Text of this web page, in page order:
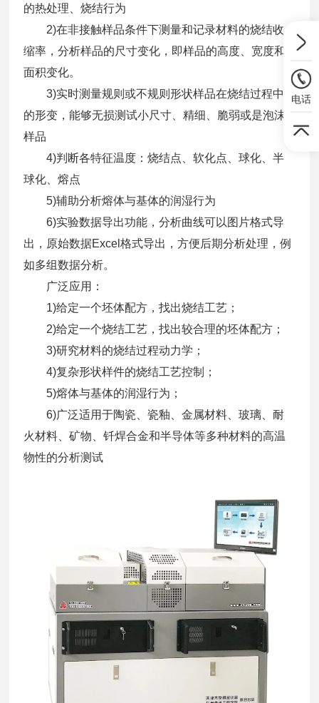
的热处理、烧结行为
2)在非接触样品条件下测量和记录材料的烧结收
缩率，分析样品的尺寸变化，即样品的高度、宽度和
面积变化。
3)实时测量规则或不规则形状样品在烧结过程中
的形变，能够无损测试小尺寸、精细、脆弱或是泡沫
样品
4)判断各特征温度：烧结点、软化点、球化、半
球化、熔点
5)辅助分析熔体与基体的润湿行为
6)实验数据导出功能，分析曲线可以图片格式导
出，原始数据Excel格式导出，方便后期分析处理，例
如多组数据分析。
广泛应用：
1)给定一个坯体配方，找出烧结工艺；
2)给定一个烧结工艺，找出较合理的坯体配方；
3)研究材料的烧结过程动力学；
4)复杂形状样件的烧结工艺控制；
5)熔体与基体的润湿行为；
6)广泛适用于陶瓷、瓷釉、金属材料、玻璃、耐
火材料、矿物、钎焊合金和半导体等多种材料的高温
物性的分析测试
电话